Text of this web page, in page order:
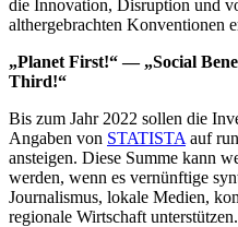
die Innovation, Disruption und
althergebrachten Konventionen
„Planet First!“ — „Social
Third!“
Bis zum Jahr 2022 sollen die
Angaben von STATISTA auf
ansteigen. Diese Summe kann
werden, wenn es vernünftige
Journalismus, lokale Medien,
regionale Wirtschaft unterstützen.